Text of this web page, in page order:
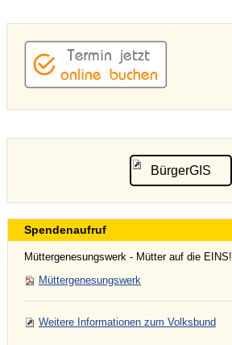
BürgerGIS
Spendenaufruf
Müttergenesungswerk - Mütter auf die EINS!
Müttergenesungswerk
Weitere Informationen zum Volksbund